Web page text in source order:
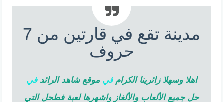
مدينة تقع في قارتين من 7
حروف
اهلا وسهلا زائرينا الكرامفي موقع شاهد الرائدفي
حل جميع الألعاب والألغاز واشهرها لعبة فطحل التي